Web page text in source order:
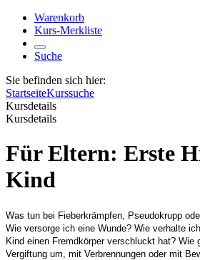
Warenkorb
Kurs-Merkliste
Suche
Sie befinden sich hier:
StartseiteKurssuche
Kursdetails
Kursdetails
Für Eltern: Erste
Kind
Was tun bei Fieberkrämpfen, Pseudokrupp
Wie versorge ich eine Wunde? Wie verhalte
Kind einen Fremdkörper verschluckt hat? Wie
Vergiftung um, mit Verbrennungen oder mit